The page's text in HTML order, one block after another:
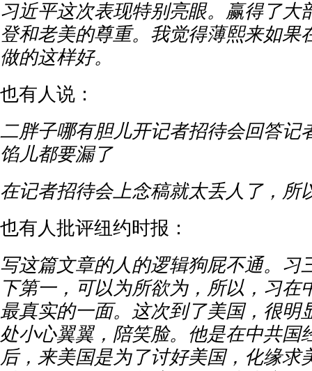
习近平这次表现特别亮眼。赢得了大
登和老美的尊重。我觉得薄熙来如果
做的这样好。
也有人说：
二胖子哪有胆儿开记者招待会回答记
馅儿都要漏了
在记者招待会上念稿就太丢人了，所
也有人批评纽约时报：
写这篇文章的人的逻辑狗屁不通。习
下第一，可以为所欲为，所以，习在
最真实的一面。这次到了美国，很明
处小心翼翼，陪笑脸。他是在中共国
后，来美国是为了讨好美国，化缘求